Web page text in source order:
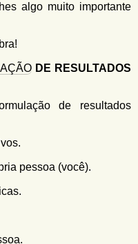
algo muito importante
DE RESULTADOS
de resultados
pessoa (você).